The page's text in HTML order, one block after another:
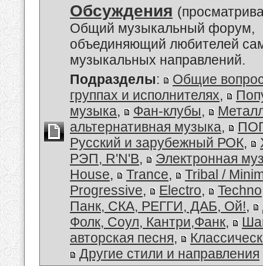
Обсуждения
Общий музыкальный форум,
объединяющий любителей
музыкальных направлений.
Подразделы:
Общие
группах и исполнителях,
музыка, Фан-клубы,
альтернативная музыка,
Русский и зарубежный РОК,
РЭП, R'N'B,
Электронная
House, Trance,
Tribal /
Progressive, Electro, Techno
Панк, СКА, РЕГГИ, ДАБ, Ой!,
Фолк, Соул, Кантри,Фанк,
авторская песня,
Другие стили и направления